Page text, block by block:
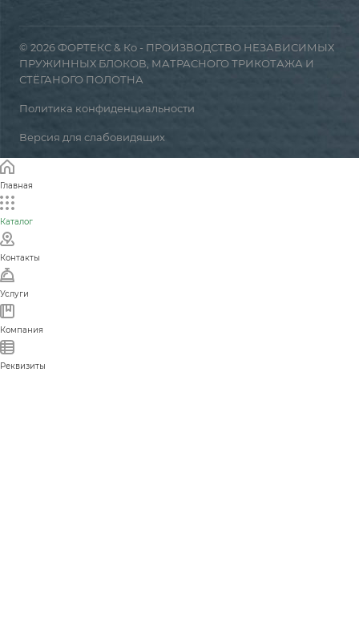
© 2026 ФОРТЕКС & Ко - ПРОИЗВОДСТВО НЕЗАВИСИМЫХ
ПРУЖИННЫХ БЛОКОВ, МАТРАСНОГО ТРИКОТАЖА И
СТЁГАНОГО ПОЛОТНА
Политика конфиденциальности
Версия для слабовидящих
Главная
Каталог
Контакты
Услуги
Компания
Реквизиты